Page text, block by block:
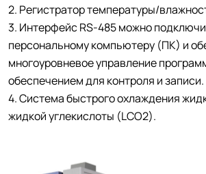
2. Регистратор температуры/
3. Интерфейс RS-485 можно
персональному компьютеру (ПК) и
многоуровневое управление
обеспечением для контроля и записи.
4. Система быстрого охлаждения
жидкой углекислоты (LCO2).